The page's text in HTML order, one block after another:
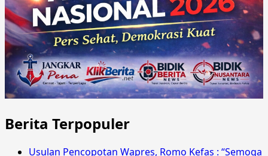
Berita Terpopuler
Usulan Pencopotan Wapres, Romo Kefas : “Semoga